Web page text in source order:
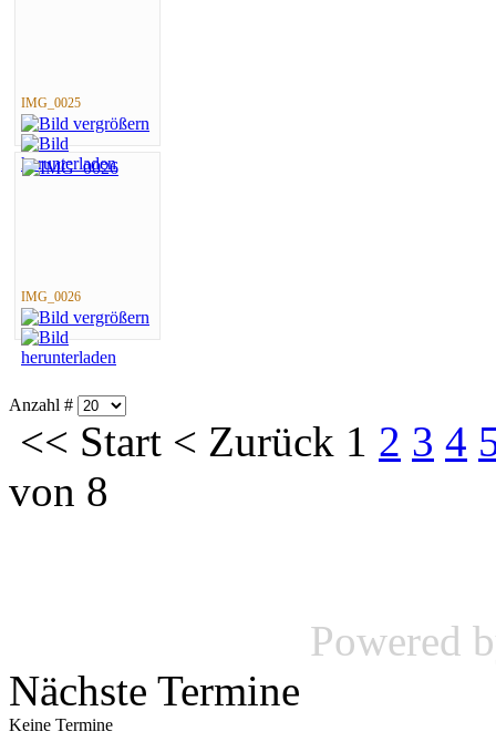
IMG_0025
IMG_0026
Anzahl #
<< Start < Zurück 1 2 3 4
von 8
Powered
Nächste Termine
Keine Termine